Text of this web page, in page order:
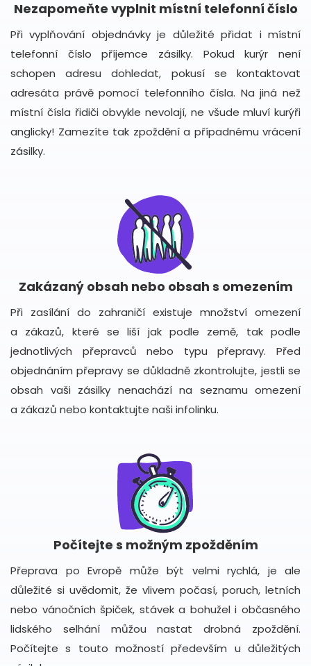
Nezapomeňte vyplnit místní telefonní číslo
Při vyplňování objednávky je důležité přidat i místní
telefonní číslo příjemce zásilky. Pokud kurýr není
schopen adresu dohledat, pokusí se kontaktovat
adresáta právě pomocí telefonního čísla. Na jiná než
místní čísla řidiči obvykle nevolají, ne všude mluví kurýři
anglicky! Zamezíte tak zpoždění a případnému vrácení
zásilky.
Zakázaný obsah nebo obsah s omezením
Při zasílání do zahraničí existuje množství omezení
a zákazů, které se liší jak podle země, tak podle
jednotlivých přepravců nebo typu přepravy. Před
objednáním přepravy se důkladně zkontrolujte, jestli se
obsah vaši zásilky nenachází na seznamu omezení
a zákazů nebo kontaktujte naši infolinku.
Počítejte s možným zpožděním
Přeprava po Evropě může být velmi rychlá, je ale
důležité si uvědomit, že vlivem počasí, poruch, letních
nebo vánočních špiček, stávek a bohužel i občasného
lidského selhání můžou nastat drobná zpoždění.
Počítejte s touto možností především u důležitých